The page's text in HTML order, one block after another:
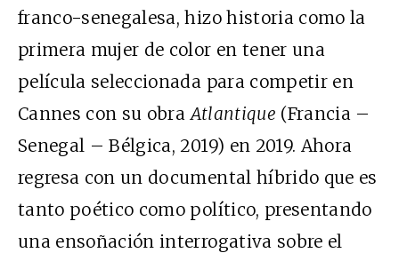
franco-senegalesa, hizo historia como la
primera mujer de color en tener una
película seleccionada para competir en
Cannes con su obraAtlantique (Francia –
Senegal – Bélgica, 2019) en 2019. Ahora
regresa con un documental híbrido que es
tanto poético como político, presentando
una ensoñación interrogativa sobre el